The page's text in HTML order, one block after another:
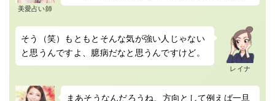
美愛占い師
レイナ
そう（笑）もともとそんな気が強い人じゃない
と思うんですよ、臆病だなと思うんですけど。
まあそうなんだろうね、方向として例えば一旦